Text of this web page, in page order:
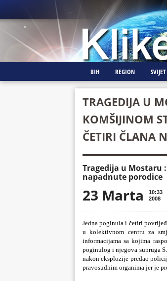
BIH REGION SVIJET
TRAGEDIJA U
KOMŠIJINOM
ČETIRI ČLANA
Tragedija u Mostaru
napadnute porodice
23 Marta
10:33
2008
Jedna poginula i četiri
u kolektivnom centru za
informacijama sa kojima
poginulog i njegova supruga
nakon eksplozije predao
pravosudnim organima jer je